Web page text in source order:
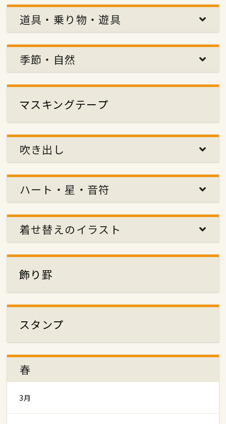
道具・乗り物・遊具
季節・自然
マスキングテープ
吹き出し
ハート・星・音符
着せ替えのイラスト
飾り罫
スタンプ
春
3月